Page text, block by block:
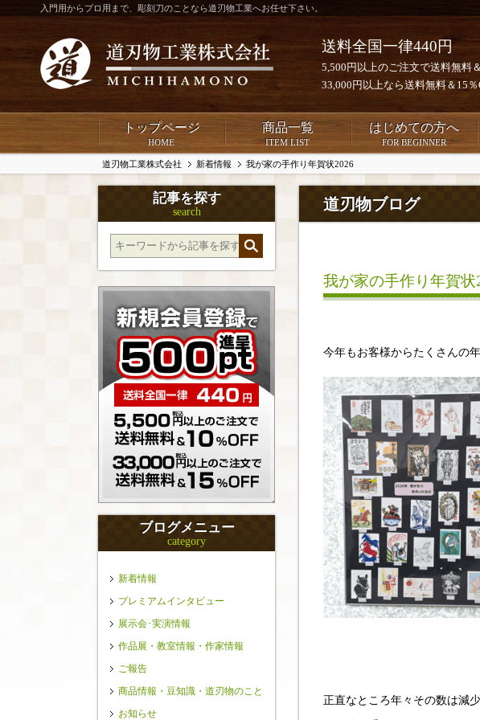
入門用からプロ用まで、彫刻刀のことなら道刃物工業へお任せ下さい。
送料全国一律440円
5,500円以上のご注文で送料無料
33,000円以上なら送料無料＆15％
トップページ
HOME
商品一覧
ITEM LIST
はじめての方へ
FOR BEGINNER
道刃物工業株式会社 新着情報 我が家の手作り年賀状2026
道刃物ブログ
我が家の手作り年賀状
今年もお客様からたくさんの
正直なところ年々その数は減
記事を探す
search
ブログメニュー
category
新着情報
プレミアムインタビュー
展示会･実演情報
作品展・教室情報・作家情報
ご報告
商品情報・豆知識・道刃物のこと
お知らせ